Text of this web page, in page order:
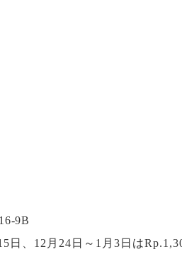
9B
日、12月24日～1月3日は